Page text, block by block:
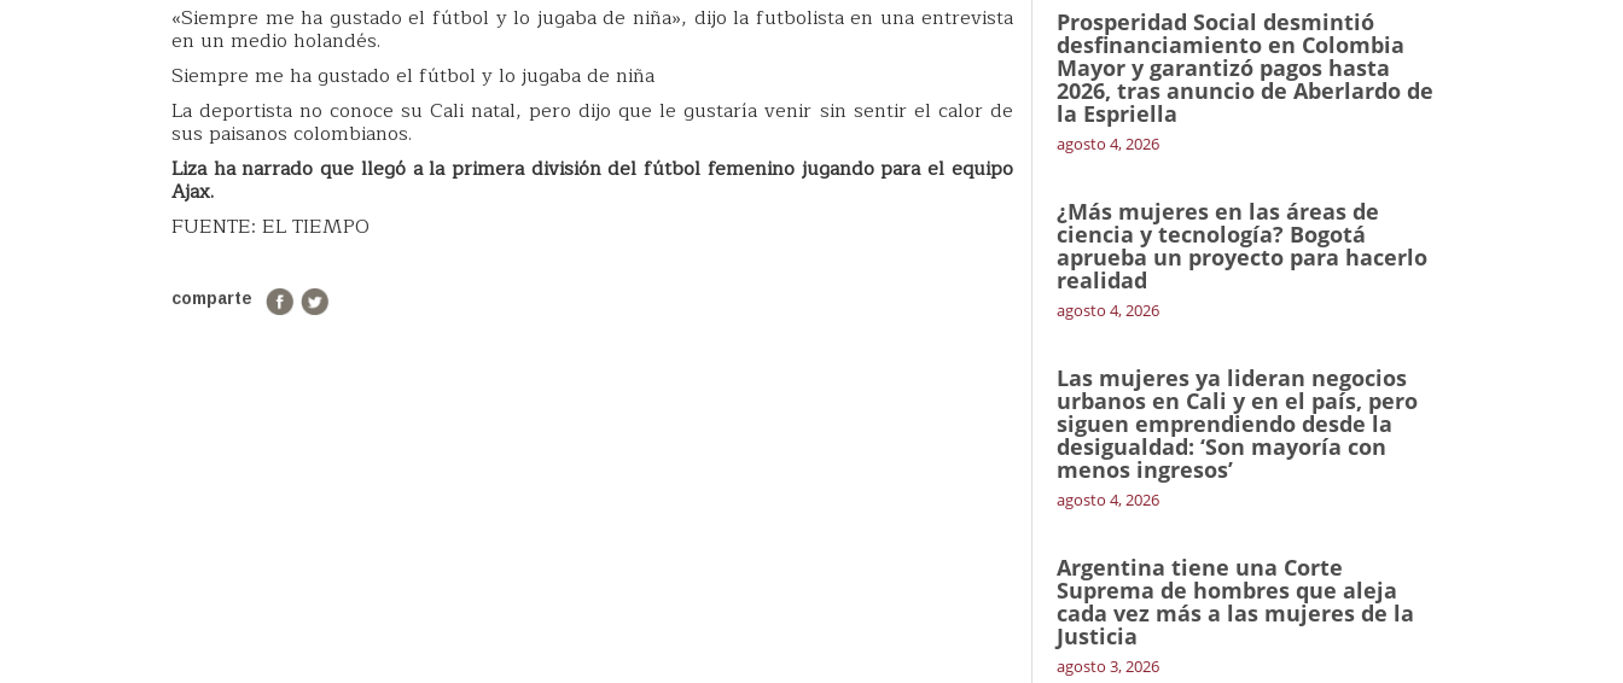
«Siempre me ha gustado el fútbol y lo jugaba de niña», dijo la futbolista en una entrevista
en un medio holandés.
Siempre me ha gustado el fútbol y lo jugaba de niña
La deportista no conoce su Cali natal, pero dijo que le gustaría venir sin sentir el calor de
sus paisanos colombianos.
Liza ha narrado que llegó a la primera división del fútbol femenino jugando para el equipo
Ajax.
FUENTE: EL TIEMPO
comparte
Prosperidad Social desmintió
desfinanciamiento en Colombia
Mayor y garantizó pagos hasta
2026, tras anuncio de Aberlardo de
la Espriella
agosto 4, 2026
¿Más mujeres en las áreas de
ciencia y tecnología? Bogotá
aprueba un proyecto para hacerlo
realidad
agosto 4, 2026
Las mujeres ya lideran negocios
urbanos en Cali y en el país, pero
siguen emprendiendo desde la
desigualdad: ‘Son mayoría con
menos ingresos’
agosto 4, 2026
Argentina tiene una Corte
Suprema de hombres que aleja
cada vez más a las mujeres de la
Justicia
agosto 3, 2026